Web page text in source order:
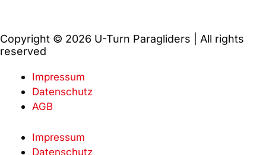
k
-
a
Copyright © 2026 U-Turn Paragliders | All rights
reserved
Impressum
Datenschutz
AGB
Impressum
Datenschutz